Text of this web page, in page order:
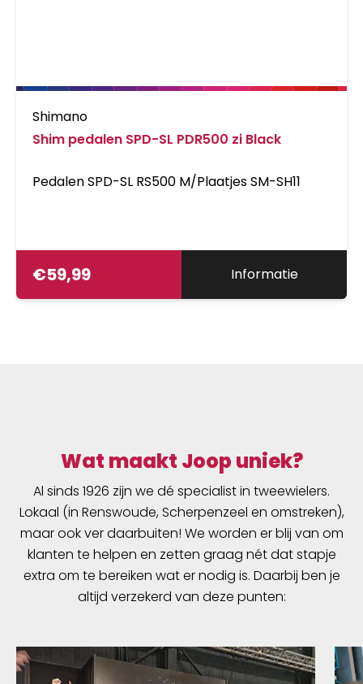
Shimano
Shim pedalen SPD-SL PDR500 zi Black
Pedalen SPD-SL RS500 M/Plaatjes SM-SH11
€59,99 Informatie
Wat maakt Joop uniek?
Al sinds 1926 zijn we dé specialist in tweewielers.
Lokaal (in Renswoude, Scherpenzeel en omstreken),
maar ook ver daarbuiten! We worden er blij van om
klanten te helpen en zetten graag nét dat stapje
extra om te bereiken wat er nodig is. Daarbij ben je
altijd verzekerd van deze punten: